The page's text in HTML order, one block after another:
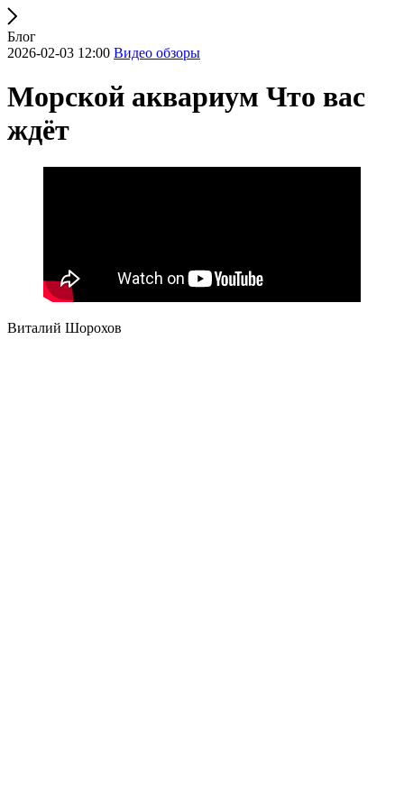
Блог
2026-02-03 12:00 Видео обзоры
Морской аквариум Что вас
ждёт
Виталий Шорохов